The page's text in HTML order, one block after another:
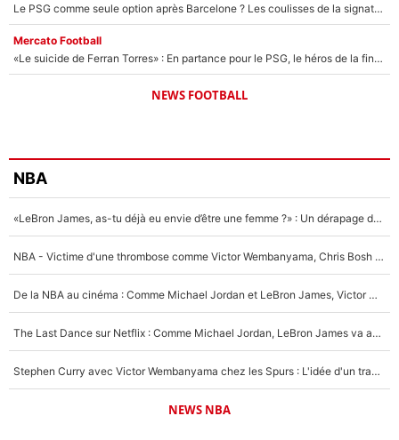
Le PSG comme seule option après Barcelone ? Les coulisses de la signature historique de Lionel Messi sont révélées au grand jour !
Mercato Football
«Le suicide de Ferran Torres» : En partance pour le PSG, le héros de la finale de la Coupe du monde s'attire les foudres de la presse espagnole !
NEWS FOOTBALL
NBA
«LeBron James, as-tu déjà eu envie d’être une femme ?» : Un dérapage de Donald Trump sur la superstar de la NBA refait surface
NBA - Victime d'une thrombose comme Victor Wembanyama, Chris Bosh prévient le Français des risques sur sa santé : «J’ai failli mourir sur le coup et j’ai été ramené à la vie»
De la NBA au cinéma : Comme Michael Jordan et LeBron James, Victor Wembanyama rêve d'une carrière d'acteur !
The Last Dance sur Netflix : Comme Michael Jordan, LeBron James va avoir le droit à sa série !
Stephen Curry avec Victor Wembanyama chez les Spurs : L'idée d'un trade historique est lancée en NBA !
NEWS NBA